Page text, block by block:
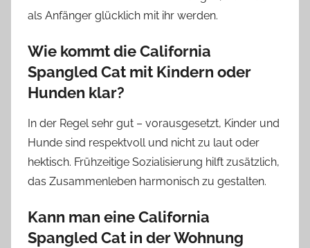
als Anfänger glücklich mit ihr werden.
Wie kommt die California
Spangled Cat mit Kindern oder
Hunden klar?
In der Regel sehr gut – vorausgesetzt, Kinder und
Hunde sind respektvoll und nicht zu laut oder
hektisch. Frühzeitige Sozialisierung hilft zusätzlich,
das Zusammenleben harmonisch zu gestalten.
Kann man eine California
Spangled Cat in der Wohnung